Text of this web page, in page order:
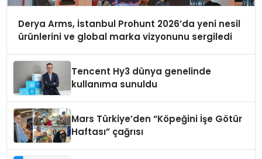
Derya Arms, İstanbul Prohunt 2026’da yeni nesil
ürünlerini ve global marka vizyonunu sergiledi
Tencent Hy3 dünya genelinde
kullanıma sunuldu
Mars Türkiye’den “Köpeğini İşe Götür
Haftası” çağrısı